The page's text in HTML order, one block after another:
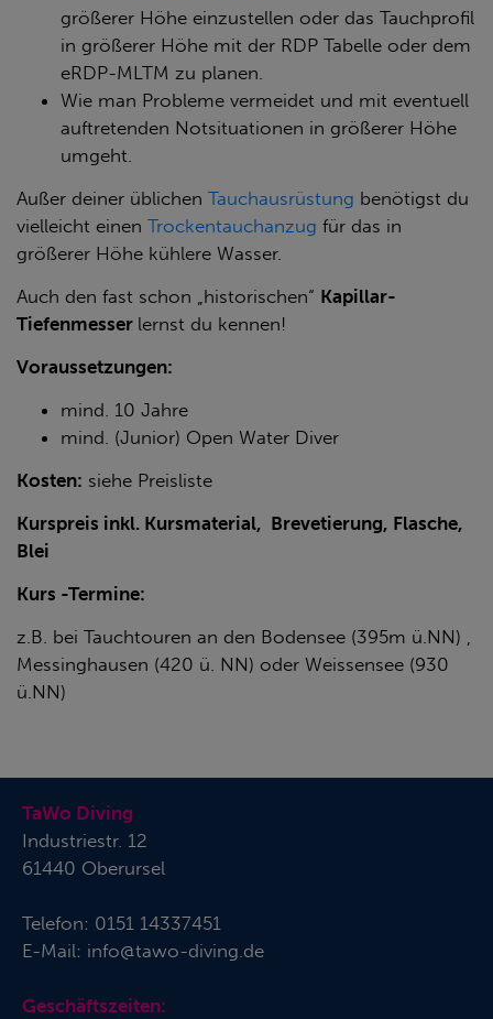
größerer Höhe einzustellen oder das Tauchprofil
in größerer Höhe mit der RDP Tabelle oder dem
eRDP-MLTM zu planen.
Wie man Probleme vermeidet und mit eventuell
auftretenden Notsituationen in größerer Höhe
umgeht.
Außer deiner üblichen Tauchausrüstung benötigst du
vielleicht einen Trockentauchanzug für das in
größerer Höhe kühlere Wasser.
Auch den fast schon „historischen“ Kapillar-
Tiefenmesser lernst du kennen!
Vor­aus­set­zun­gen:
mind. 10 Jahre
mind. (Junior) Open Water Diver
Kos­ten: siehe Preis­lis­te
Kurspreis inkl. Kursmaterial, Brevetierung, Flasche,
Blei
Kurs -Ter­mi­ne:
z.B. bei Tauchtouren an den Bodensee (395m ü.NN) ,
Messinghausen (420 ü. NN) oder Weissensee (930
ü.NN)
TaWo Diving
Industriestr. 12
61440 Oberursel
Telefon: 0151 14337451
E-Mail: info@tawo-diving.de
Geschäftszeiten: